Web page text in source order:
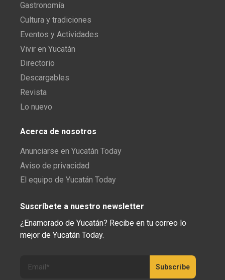
Gastronomía
Cultura y tradiciones
Eventos y Actividades
Vivir en Yucatán
Directorio
Descargables
Revista
Lo nuevo
Acerca de nosotros
Anunciarse en Yucatán Today
Aviso de privacidad
El equipo de Yucatán Today
Suscríbete a nuestro newsletter
¿Enamorado de Yucatán? Recibe en tu correo lo
mejor de Yucatán Today.